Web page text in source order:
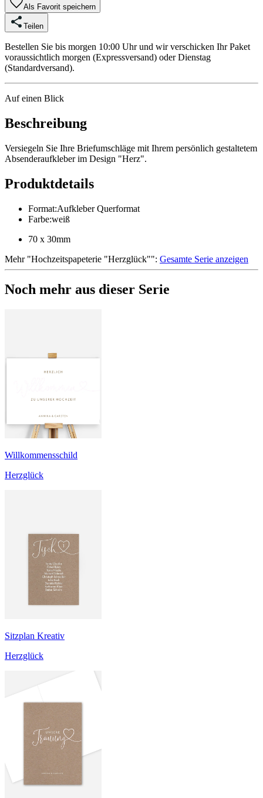
Als Favorit speichern
Teilen
Bestellen Sie bis morgen 10:00 Uhr und wir verschicken Ihr Paket
voraussichtlich morgen (Expressversand) oder Dienstag
(Standardversand).
Auf einen Blick
Beschreibung
Versiegeln Sie Ihre Briefumschläge mit Ihrem persönlich gestaltetem
Absenderaufkleber im Design "Herz".
Produktdetails
Format:Aufkleber Querformat
Farbe:weiß
70 x 30mm
Mehr"Hochzeitspapeterie "Herzglück"": Gesamte Serie anzeigen
Noch mehr aus dieser Serie
Willkommensschild
Herzglück
Sitzplan Kreativ
Herzglück